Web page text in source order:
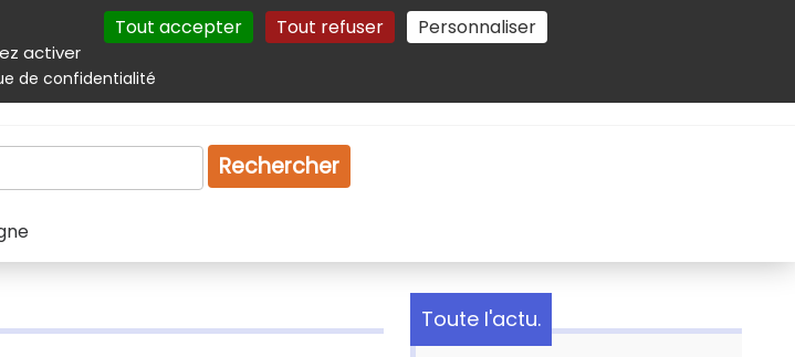
activer
Tout accepter Tout refuser Personnaliser
de confidentialité
Autres services Plan du site Gestion des cookies
Emploi Droit
Rechercher
Toute l'actu.